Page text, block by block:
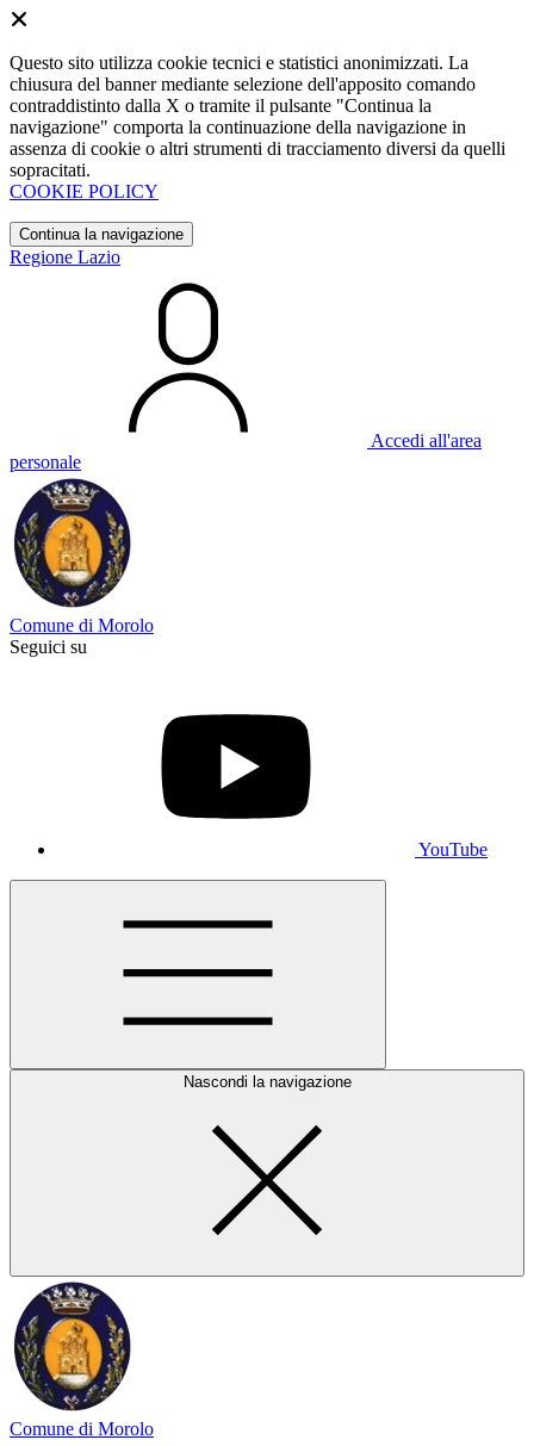
Questo sito utilizza cookie tecnici e statistici anonimizzati. La
chiusura del banner mediante selezione dell'apposito comando
contraddistinto dalla X o tramite il pulsante "Continua la
navigazione" comporta la continuazione della navigazione in
assenza di cookie o altri strumenti di tracciamento diversi da quelli
sopracitati.
COOKIE POLICY
Continua la navigazione
Regione Lazio
Accedi all'area
personale
Comune di Morolo
Seguici su
YouTube
Nascondi la navigazione
Comune di Morolo